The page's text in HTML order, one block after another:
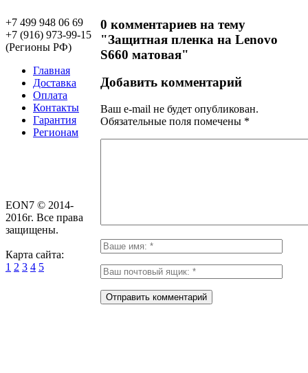
0 комментариев на тему
"Защитная пленка на Lenovo
S660 матовая"
Добавить комментарий
Ваш e-mail не будет опубликован.
Обязательные поля помечены *
+7 499 948 06 69
+7 (916) 973-99-15
(Регионы РФ)
Главная
Доставка
Оплата
Контакты
Гарантия
Регионам
EON7 © 2014-
2016г. Все права
защищены.
Карта сайта:
1 2 3 4 5